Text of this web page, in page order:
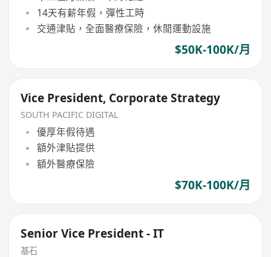
14天有薪年假，彈性工時
交通津貼，全面醫療保險，休閒運動設施
$50K-100K/月
Vice President, Corporate Strategy
SOUTH PACIFIC DIGITAL
優厚年假待遇
額外津貼提供
額外醫療保險
$70K-100K/月
Senior Vice President - IT
基石